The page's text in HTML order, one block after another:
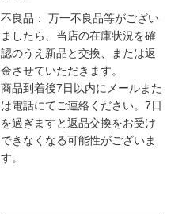
不良品： 万一不良品等がござい
ましたら、当店の在庫状況を確
認のうえ新品と交換、または返
金させていただきます。
商品到着後7日以内にメールまた
は電話にてご連絡ください。7日
を過ぎますと返品交換をお受け
できなくなる可能性がございま
す。